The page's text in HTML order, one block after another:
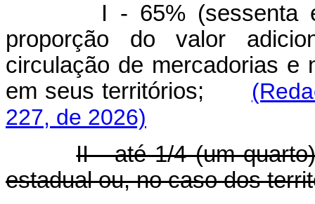
I - 65% (sessenta
proporção do valor
circulação de mercadorias e
em seus territórios;
227, de 2026)
II - até 1/4 (um
estadual ou, no caso dos